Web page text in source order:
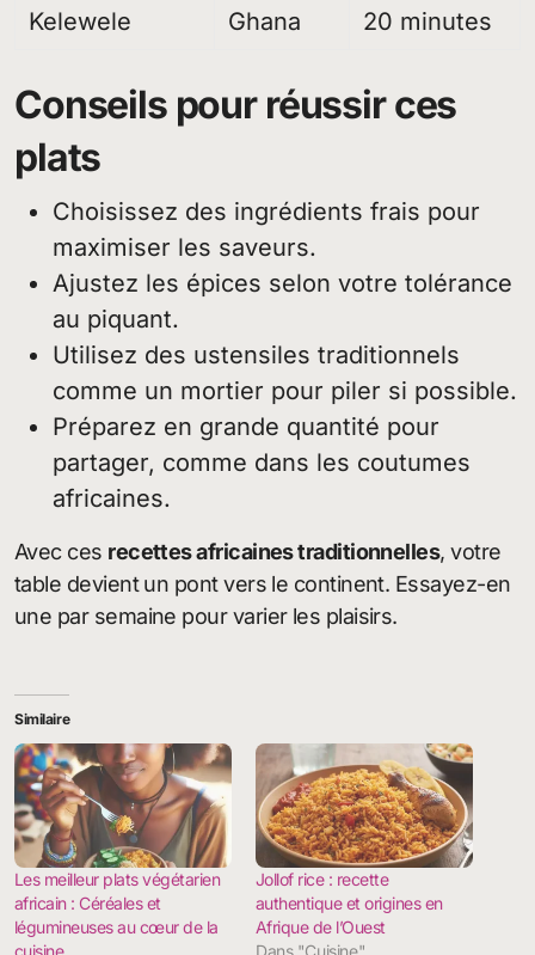
Kelewele Ghana 20 minutes
Conseils pour réussir ces
plats
Choisissez des ingrédients frais pour
maximiser les saveurs.
Ajustez les épices selon votre tolérance
au piquant.
Utilisez des ustensiles traditionnels
comme un mortier pour piler si possible.
Préparez en grande quantité pour
partager, comme dans les coutumes
africaines.
Avec ces recettes africaines traditionnelles, votre
table devient un pont vers le continent. Essayez-en
une par semaine pour varier les plaisirs.
Similaire
Les meilleur plats végétarien
africain : Céréales et
légumineuses au cœur de la
cuisine
Jollof rice : recette
authentique et origines en
Afrique de l’Ouest
Dans "Cuisine"